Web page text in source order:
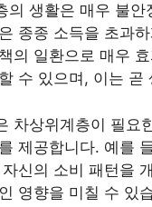
의 생활은 매우 불
종종 소득을 초과
의 일환으로 매우
수 있으며, 이는 곧
차상위계층이 필요
제공합니다. 예를
신의 소비 패턴을
영향을 미칠 수 있